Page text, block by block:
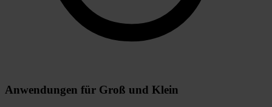
Anwendungen für Groß und Klein